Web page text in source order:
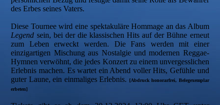
des Erbes seines Vaters.
Diese Tournee wird eine spektakuläre Hommage an das Album
Legend sein, bei der die klassischen Hits auf der Bühne erneut
zum Leben erweckt werden. Die Fans werden mit einer
einzigartigen Mischung aus Nostalgie und modernen Reggae-
Hymnen verwöhnt, die jedes Konzert zu einem unvergesslichen
Erlebnis machen. Es wartet ein Abend voller Hits, Gefühle und
guter Laune, ein einmaliges Erlebnis. [Abdruck honorarfrei, Belegexemplar
erbeten]